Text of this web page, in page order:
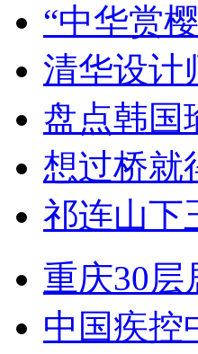
“中华赏
清华设计
盘点韩国
想过桥就
祁连山下
重庆30
中国疾控